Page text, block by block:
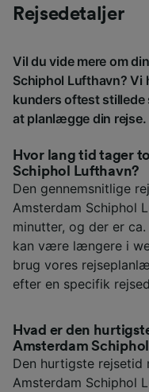
Rejsedetaljer
Vil du vide mere om
Schiphol Lufthavn? Vi
kunders oftest
at planlægge din rejse.
Hvor lang tid tager
Schiphol Lufthavn?
Den gennemsnitlige
Amsterdam Schiphol
minutter, og der er
kan være længere i
brug vores
efter en specifik
Hvad er den
Amsterdam
Den hurtigste rejsetid
Amsterdam Schiphol